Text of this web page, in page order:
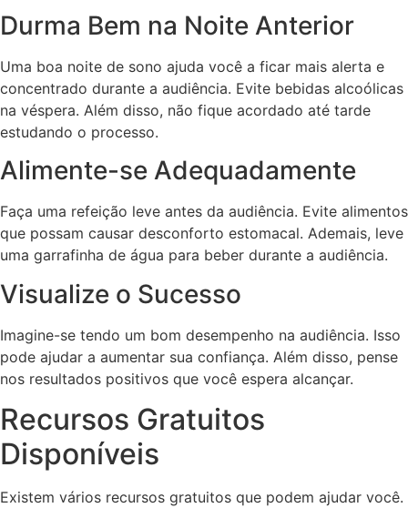
Durma Bem na Noite Anterior
Uma boa noite de sono ajuda você a ficar mais alerta e
concentrado durante a audiência. Evite bebidas alcoólicas
na véspera. Além disso, não fique acordado até tarde
estudando o processo.
Alimente-se Adequadamente
Faça uma refeição leve antes da audiência. Evite alimentos
que possam causar desconforto estomacal. Ademais, leve
uma garrafinha de água para beber durante a audiência.
Visualize o Sucesso
Imagine-se tendo um bom desempenho na audiência. Isso
pode ajudar a aumentar sua confiança. Além disso, pense
nos resultados positivos que você espera alcançar.
Recursos Gratuitos
Disponíveis
Existem vários recursos gratuitos que podem ajudar você.